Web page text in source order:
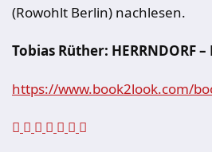
(Rowohlt Berlin) nachlesen.
Tobias Rüther: HERRNDORF
https://www.book2look.com/